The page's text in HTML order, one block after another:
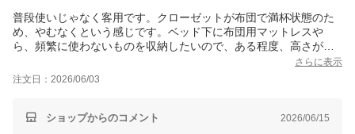
普段使いじゃなく客用です。クローゼットが布団で満杯状態のた
め、やむなくという感じです。ベッド下に布団用マットレスや
ら、頻繁に使わないものを収納したいので、ある程度、高さがあ
るベッドを探してました。お陰で、空間は減りましたが、雑多な
ものが隠れてスッキリしました。
ただ、木ダボの穴が合わないのが1点ありました。
できました。
さらに表示
注文日：2026/06/03
ショップからのコメント 2026/06/15